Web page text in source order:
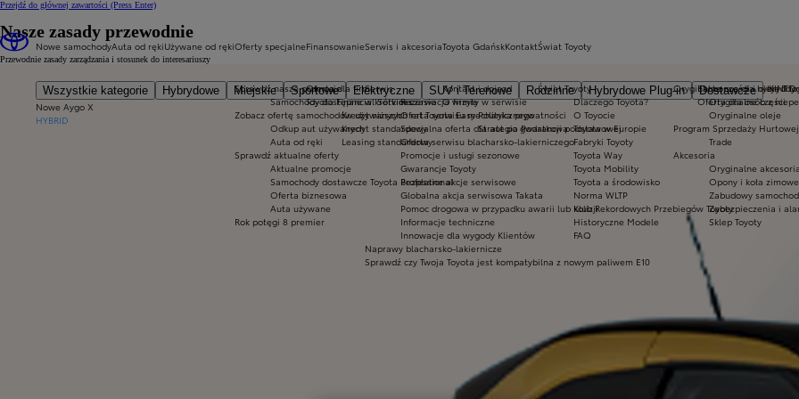
Przejdź do głównej zawartości (Press Enter)
Nowe samochody
Wszystkie kategorie Hybrydowe Miejskie Sportowe Elektryczne SUV i Terenowe Rodzinne Hybrydowe Plug-in
Dostawcze
Nowe Aygo X
HYBRID
Auta od rękiUżywane od rękiOferty specjalne
Sprawdź nasze promocje
Samochody dostępne w krótkim czasie
Zobacz ofertę samochodów używanych
Odkup aut używanych
Auta od ręki
Sprawdź aktualne oferty
Aktualne promocje
Samochody dostawcze Toyota Professional
Oferta biznesowa
Auta używane
Rok potęgi 8 premier
Ekobonus dla hybryd
Oferta dla osób z
Finansowanie
Oferta dla firm
Toyota Financial Services
Kredyt niższych rat Toyota Easy
Kredyt standardowy
Leasing standardowy
Serwis i akcesoria
Serwis
Rezerwacja wizyty w serwisie
Oferta serwisu mechanicznego
Specjalna oferta dla aut po gwarancji podstawowej
Oferta serwisu blacharsko-lakierniczego
Promocje i usługi sezonowe
Gwarancje Toyoty
Bezpłatne akcje serwisowe
Globalna akcja serwisowa Takata
Pomoc drogowa w przypadku awarii lub kolizji
Informacje techniczne
Innowacje dla wygody Klientów
Naprawy blacharsko-lakiernicze
Sprawdź czy Twoja Toyota jest kompatybilna z nowym paliwem E10
Oryginalne części i oleje
Oryginalne części
Oryginalne oleje
Program Sprzedaży
Trade
Akcesoria
Oryginalne
Opony i koła zimowe
Zabudowy
Zabezpieczenia i
Sklep Toyoty
Toyota Gdańsk
Kontakt i dojazd
O firmie
Polityka prywatności
Strategia Podatkowa
KontaktŚwiat Toyoty
Świat Toyoty
Dlaczego Toyota?
O Toyocie
Toyota w Europie
Fabryki Toyoty
Toyota Way
Toyota Mobility
Toyota a środowisko
Norma WLTP
Klub Rekordowych Przebiegów Toyoty
Historyczne Modele
FAQ
Nasze zasady przewodnie
Przewodnie zasady zarządzania i stosunek do interesariuszy